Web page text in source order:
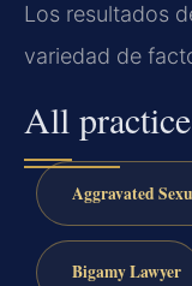
Los resultados
variedad de
All
Aggravated
Bigamy Lawyer